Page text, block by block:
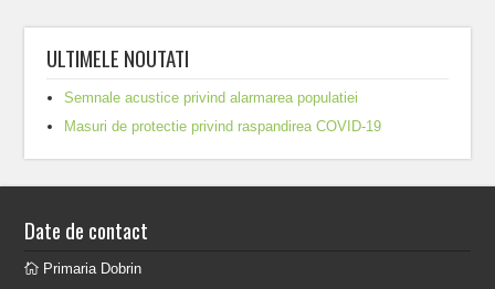
ULTIMELE NOUTATI
Semnale acustice privind alarmarea populatiei
Masuri de protectie privind raspandirea COVID-19
Date de contact
Primaria Dobrin